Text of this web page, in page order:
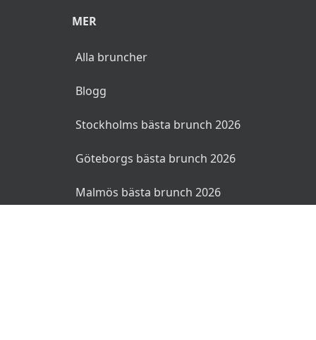
MER
Alla bruncher
Blogg
Stockholms bästa brunch 2026
Göteborgs bästa brunch 2026
Malmös bästa brunch 2026